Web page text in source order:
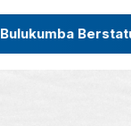
Eks HGU, Sebut